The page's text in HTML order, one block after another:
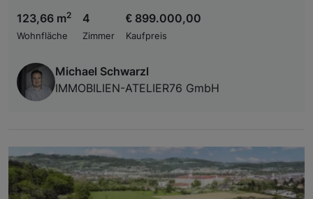
123,66 m2
Wohnfläche
4
Zimmer
€ 899.000,00
Kaufpreis
Michael Schwarzl
IMMOBILIEN-ATELIER76 GmbH